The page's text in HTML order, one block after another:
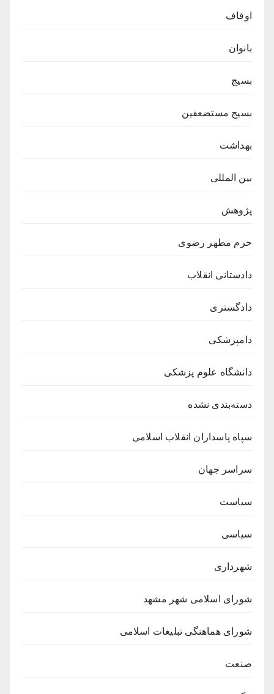
اوقاف
بانوان
بسیج
بسیج مستضعفین
بهداشت
بین المللی
پژوهش
حرم مطهر رضوی
دادستانی انقلاب
دادگستری
دامپزشکی
دانشگاه علوم پزشکی
دسته‌بندی نشده
سپاه پاسداران انقلاب اسلامی
سراسر جهان
سیاست
سیاسی
شهرداری
شورای اسلامی شهر مشهد
شورای هماهنگی تبلیغات اسلامی
صنعت